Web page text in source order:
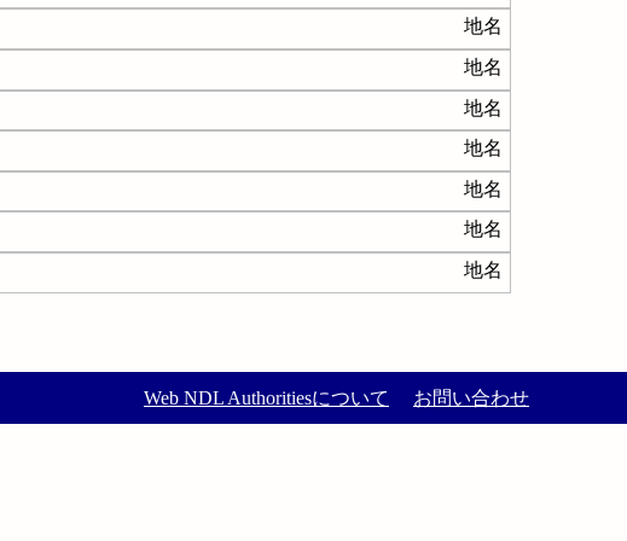
地名
地名
地名
地名
地名
地名
地名
Web NDL Authoritiesについて お問い合わせ